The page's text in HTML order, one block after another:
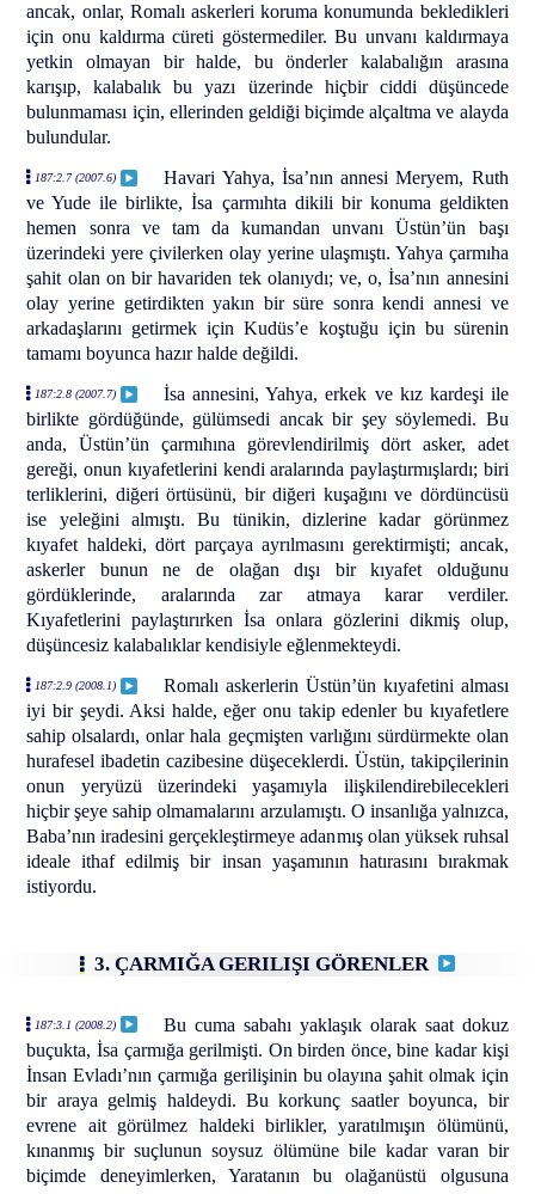
ancak, onlar, Romalı askerleri koruma konumunda bekledikleri
için onu kaldırma cüreti göstermediler. Bu unvanı kaldırmaya
yetkin olmayan bir halde, bu önderler kalabalığın arasına
karışıp, kalabalık bu yazı üzerinde hiçbir ciddi düşüncede
bulunmaması için, ellerinden geldiği biçimde alçaltma ve alayda
bulundular.
187:2.7 (2007.6)
Havari Yahya, İsa’nın annesi Meryem, Ruth
ve Yude ile birlikte, İsa çarmıhta dikili bir konuma geldikten
hemen sonra ve tam da kumandan unvanı Üstün’ün başı
üzerindeki yere çivilerken olay yerine ulaşmıştı. Yahya çarmıha
şahit olan on bir havariden tek olanıydı; ve, o, İsa’nın annesini
olay yerine getirdikten yakın bir süre sonra kendi annesi ve
arkadaşlarını getirmek için Kudüs’e koştuğu için bu sürenin
tamamı boyunca hazır halde değildi.
187:2.8 (2007.7)
İsa annesini, Yahya, erkek ve kız kardeşi ile
birlikte gördüğünde, gülümsedi ancak bir şey söylemedi. Bu
anda, Üstün’ün çarmıhına görevlendirilmiş dört asker, adet
gereği, onun kıyafetlerini kendi aralarında paylaştırmışlardı; biri
terliklerini, diğeri örtüsünü, bir diğeri kuşağını ve dördüncüsü
ise yeleğini almıştı. Bu tünikin, dizlerine kadar görünmez
kıyafet haldeki, dört parçaya ayrılmasını gerektirmişti; ancak,
askerler bunun ne de olağan dışı bir kıyafet olduğunu
gördüklerinde, aralarında zar atmaya karar verdiler.
Kıyafetlerini paylaştırırken İsa onlara gözlerini dikmiş olup,
düşüncesiz kalabalıklar kendisiyle eğlenmekteydi.
187:2.9 (2008.1)
Romalı askerlerin Üstün’ün kıyafetini alması
iyi bir şeydi. Aksi halde, eğer onu takip edenler bu kıyafetlere
sahip olsalardı, onlar hala geçmişten varlığını sürdürmekte olan
hurafesel ibadetin cazibesine düşeceklerdi. Üstün, takipçilerinin
onun yeryüzü üzerindeki yaşamıyla ilişkilendirebilecekleri
hiçbir şeye sahip olmamalarını arzulamıştı. O insanlığa yalnızca,
Baba’nın iradesini gerçekleştirmeye adanmış olan yüksek ruhsal
ideale ithaf edilmiş bir insan yaşamının hatırasını bırakmak
istiyordu.
3. ÇARMIĞA GERILIŞI GÖRENLER
187:3.1 (2008.2)
Bu cuma sabahı yaklaşık olarak saat dokuz
buçukta, İsa çarmığa gerilmişti. On birden önce, bine kadar kişi
İnsan Evladı’nın çarmığa gerilişinin bu olayına şahit olmak için
bir araya gelmiş haldeydi. Bu korkunç saatler boyunca, bir
evrene ait görülmez haldeki birlikler, yaratılmışın ölümünü,
kınanmış bir suçlunun soysuz ölümüne bile kadar varan bir
biçimde deneyimlerken, Yaratanın bu olağanüstü olgusuna